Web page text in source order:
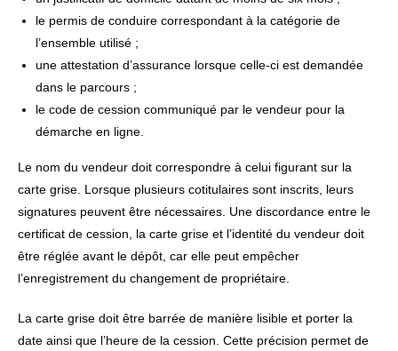
le permis de conduire correspondant à la catégorie de
l’ensemble utilisé ;
une attestation d’assurance lorsque celle-ci est demandée
dans le parcours ;
le code de cession communiqué par le vendeur pour la
démarche en ligne.
Le nom du vendeur doit correspondre à celui figurant sur la
carte grise. Lorsque plusieurs cotitulaires sont inscrits, leurs
signatures peuvent être nécessaires. Une discordance entre le
certificat de cession, la carte grise et l’identité du vendeur doit
être réglée avant le dépôt, car elle peut empêcher
l’enregistrement du changement de propriétaire.
La carte grise doit être barrée de manière lisible et porter la
date ainsi que l’heure de la cession. Cette précision permet de